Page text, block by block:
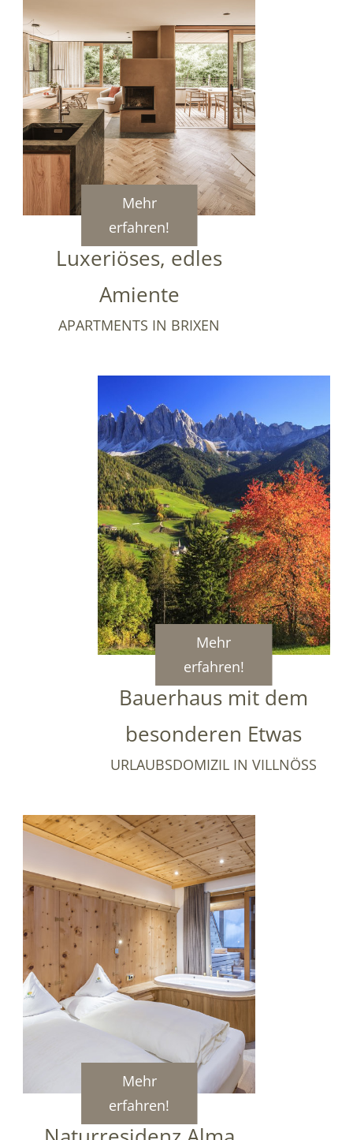
Mehr
erfahren!
Luxeriöses, edles
Amiente
APARTMENTS IN BRIXEN
Mehr
erfahren!
Bauerhaus mit dem
besonderen Etwas
URLAUBSDOMIZIL IN VILLNÖSS
Mehr
erfahren!